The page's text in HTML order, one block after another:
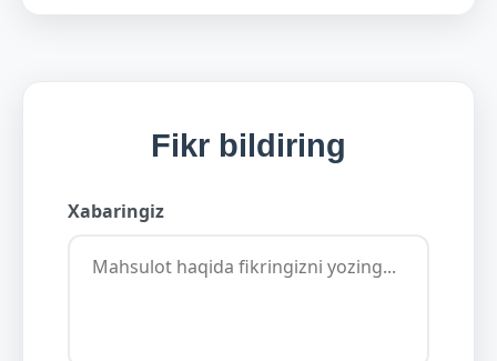
Fikr bildiring
Xabaringiz